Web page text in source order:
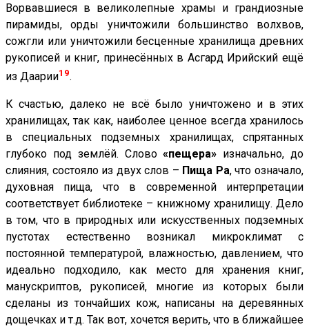
Ворвавшиеся в великолепные храмы и грандиозные
пирамиды, орды уничтожили большинство волхвов,
сожгли или уничтожили бесценные хранилища древних
рукописей и книг, принесённых в Асгард Ирийский ещё
из Даарии19.
К счастью, далеко не всё было уничтожено и в этих
хранилищах, так как, наиболее ценное всегда хранилось
в специальных подземных хранилищах, спрятанных
глубоко под землёй. Слово«пещера» изначально, до
слияния, состояло из двух слов – Пища Ра, что означало,
духовная пища, что в современной интерпретации
соответствует библиотеке – книжному хранилищу. Дело
в том, что в природных или искусственных подземных
пустотах естественно возникал микроклимат с
постоянной температурой, влажностью, давлением, что
идеально подходило, как место для хранения книг,
манускриптов, рукописей, многие из которых были
сделаны из тончайших кож, написаны на деревянных
дощечках и т.д. Так вот, хочется верить, что в ближайшее